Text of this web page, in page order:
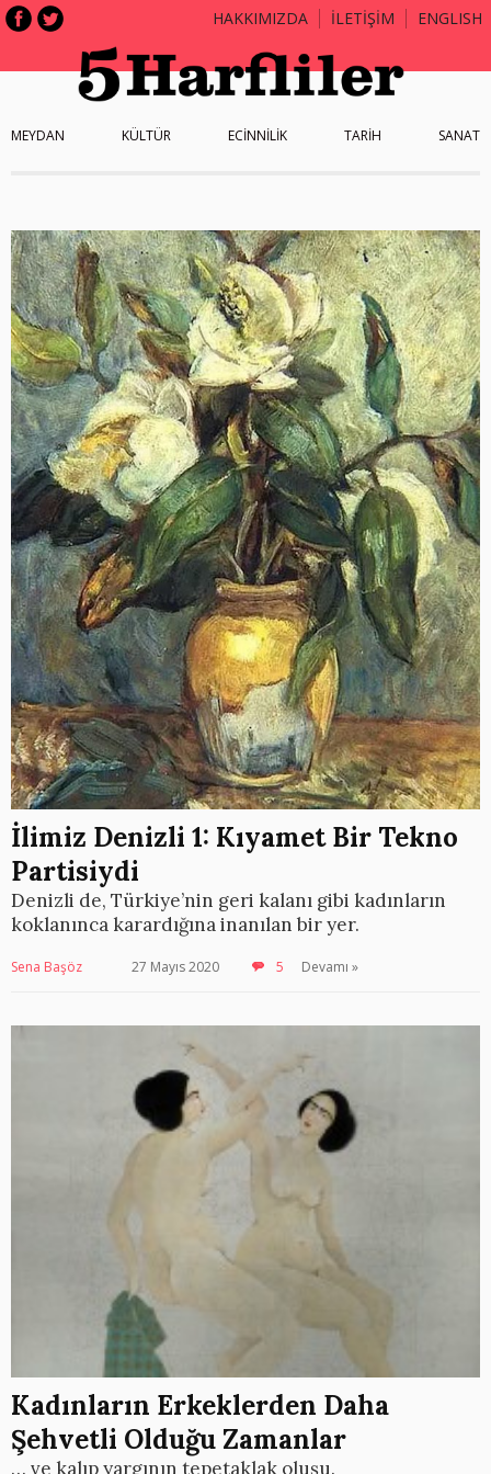
HAKKIMIZDA İLETİŞİM ENGLISH
MEYDAN KÜLTÜR ECİNNİLİK TARİH SANAT
İlimiz Denizli 1: Kıyamet Bir Tekno
Partisiydi
Denizli de, Türkiye’nin geri kalanı gibi kadınların
koklanınca karardığına inanılan bir yer.
Sena Başöz 27 Mayıs 2020 5 Devamı »
Kadınların Erkeklerden Daha
Şehvetli Olduğu Zamanlar
… ve kalıp yargının tepetaklak oluşu.